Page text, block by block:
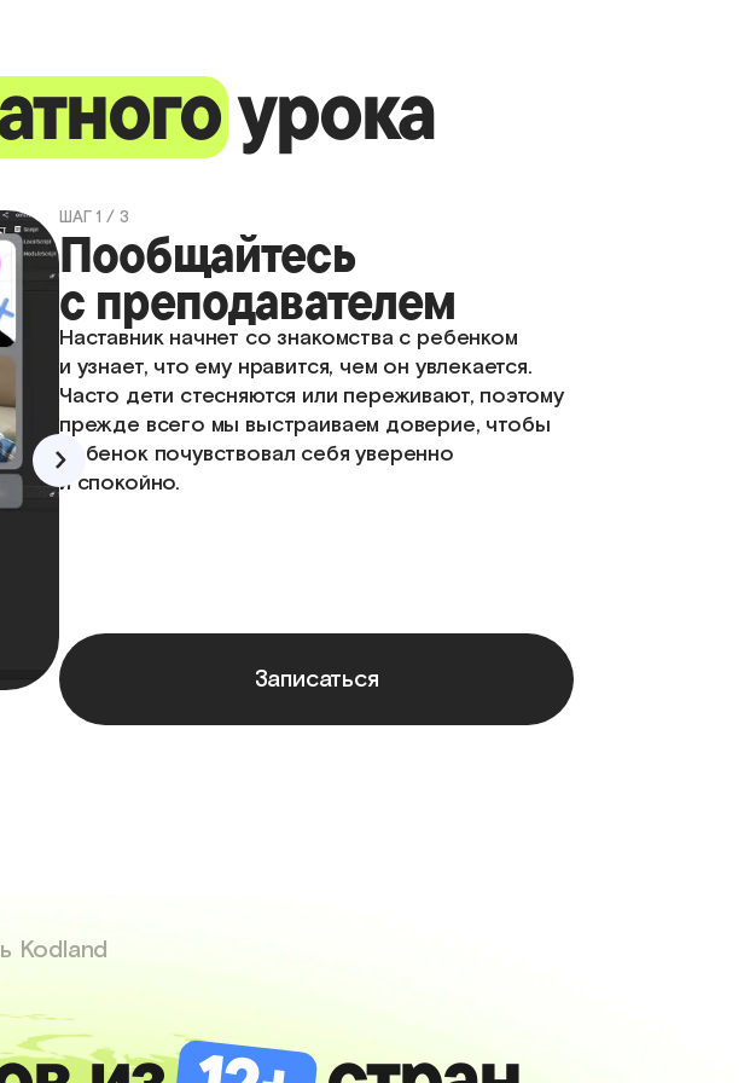
урока
ШАГ 1 / 3
Пообщайтесь
с преподавателем
Наставник начнет со знакомства с ребенком
и узнает, что ему нравится, чем он увлекается.
Часто дети стесняются или переживают, поэтому
прежде всего мы выстраиваем доверие, чтобы
ребенок почувствовал себя уверенно
и спокойно.
Записаться
Kodland